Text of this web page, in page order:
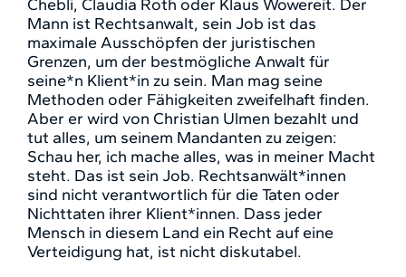
Chebli, Claudia Roth oder Klaus Wowereit. Der
Mann ist Rechtsanwalt, sein Job ist das
maximale Ausschöpfen der juristischen
Grenzen, um der bestmögliche Anwalt für
seine*n Klient*in zu sein. Man mag seine
Methoden oder Fähigkeiten zweifelhaft finden.
Aber er wird von Christian Ulmen bezahlt und
tut alles, um seinem Mandanten zu zeigen:
Schau her, ich mache alles, was in meiner Macht
steht. Das ist sein Job. Rechtsanwält*innen
sind nicht verantwortlich für die Taten oder
Nichttaten ihrer Klient*innen. Dass jeder
Mensch in diesem Land ein Recht auf eine
Verteidigung hat, ist nicht diskutabel.